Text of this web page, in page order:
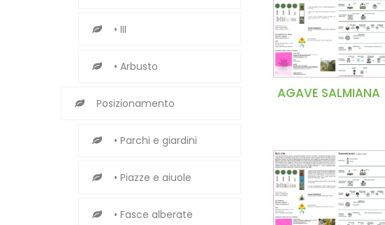
AGAVE SALMIANA
• III
• Arbusto
Posizionamento
• Parchi e giardini
• Piazze e aiuole
• Fasce alberate